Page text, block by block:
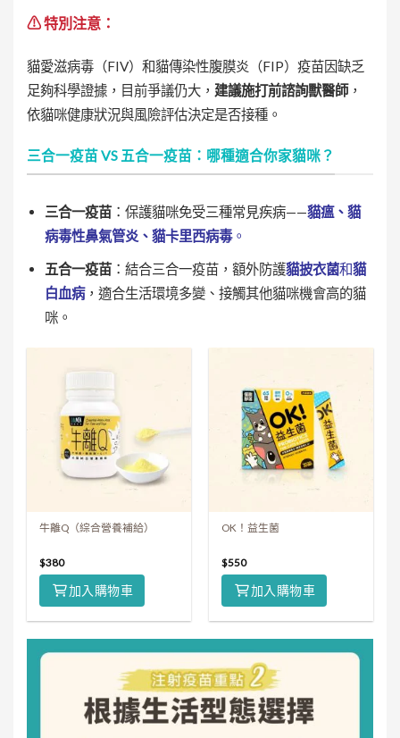
⚠ 特別注意：
貓愛滋病毒（FIV）和貓傳染性腹膜炎（FIP）疫苗因缺乏
足夠科學證據，目前爭議仍大， 建議施打前諮詢獸醫師，
依貓咪健康狀況與風險評估決定是否接種。
三合一疫苗 VS 五合一疫苗：哪種適合你家貓咪？
三合一疫苗 ：保護貓咪免受三種常見疾病——貓瘟、貓
病毒性鼻氣管炎、貓卡里西病毒。
五合一疫苗 ：結合三合一疫苗，額外防護貓披衣菌和貓
白血病，適合生活環境多變、接觸其他貓咪機會高的貓
咪。
牛離Q（綜合營養補給）
$380
加入購物車
OK！益生菌
$550
加入購物車